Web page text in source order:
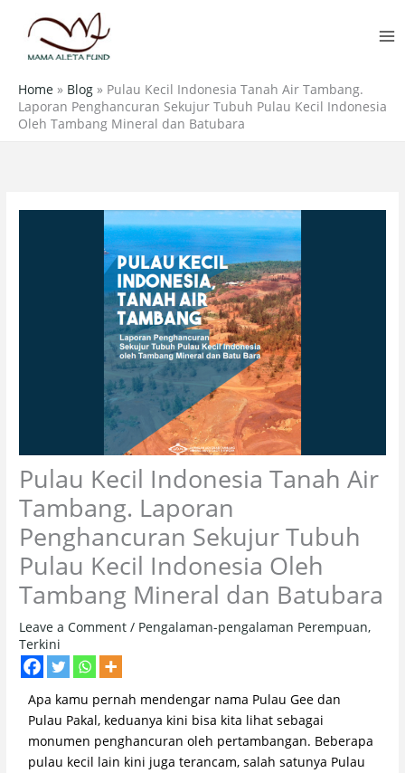
content
Home » Blog » Pulau Kecil Indonesia Tanah Air Tambang.
Laporan Penghancuran Sekujur Tubuh Pulau Kecil Indonesia
Oleh Tambang Mineral dan Batubara
Pulau Kecil Indonesia Tanah Air
Tambang. Laporan
Penghancuran Sekujur Tubuh
Pulau Kecil Indonesia Oleh
Tambang Mineral dan Batubara
Leave a Comment / Pengalaman-pengalaman Perempuan,
Terkini
Apa kamu pernah mendengar nama Pulau Gee dan
Pulau Pakal, keduanya kini bisa kita lihat sebagai
monumen penghancuran oleh pertambangan. Beberapa
pulau kecil lain kini juga terancam, salah satunya Pulau